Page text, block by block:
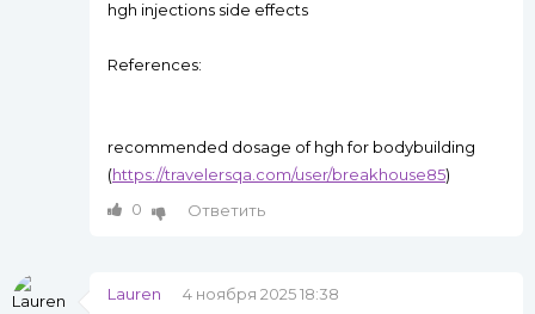
hgh injections side effects
References:
recommended dosage of hgh for bodybuilding
(https://travelersqa.com/user/breakhouse85)
0
Ответить
Lauren
4 ноября 2025 18:38